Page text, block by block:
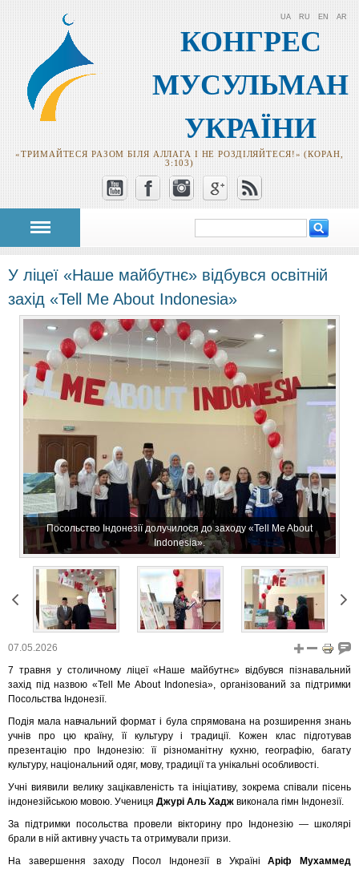
КОНГРЕС
МУСУЛЬМАН
УКРАЇНИ
«ТРИМАЙТЕСЯ РАЗОМ БІЛЯ АЛЛАГА І НЕ РОЗДІЛЯЙТЕСЯ!» (КОРАН,
3:103)
UA RU EN AR
Пошукова
форма
У ліцеї «Наше майбутнє» відбувся освітній
захід «Tell Me About Indonesia»
Посольство Індонезії долучилося до заходу «Tell Me About
Indonesia».
07.05.2026
7 травня у столичному ліцеї «Наше майбутнє» відбувся пізнавальний
захід під назвою «Tell Me About Indonesia», організований за підтримки
Посольства Індонезії.
Подія мала навчальний формат і була спрямована на розширення знань
учнів про цю країну, її культуру і традиції. Кожен клас підготував
презентацію про Індонезію: її різноманітну кухню, географію, багату
культуру, національний одяг, мову, традиції та унікальні особливості.
Учні виявили велику зацікавленість та ініціативу, зокрема співали пісень
індонезійською мовою. Учениця Джурі Аль Хадж виконала гімн Індонезії.
За підтримки посольства провели вікторину про Індонезію — школярі
брали в ній активну участь та отримували призи.
На завершення заходу Посол Індонезії в УкраїніАріф Мухаммед